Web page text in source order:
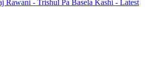
Rawani - Trishul Pa Basela Kashi - Latest